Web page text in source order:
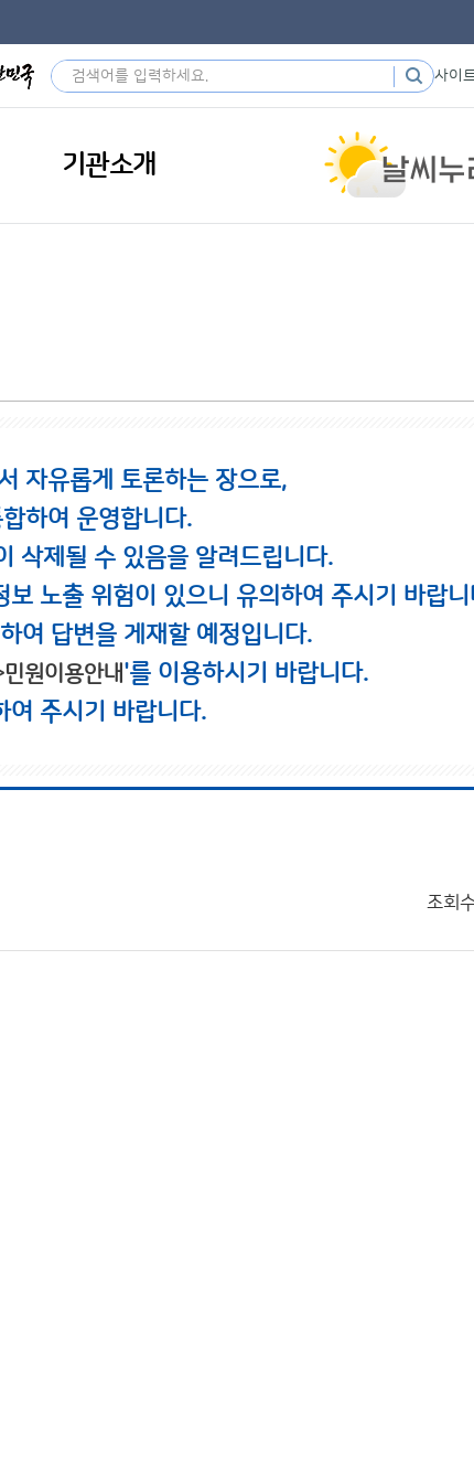
사이
기관소개
자유롭게 토론하는 장으로,
하여 운영합니다.
삭제될 수 있음을 알려드립니다.
노출 위험이 있으니 유의하여 주시기 바랍니
여 답변을 게재할 예정입니다.
원이용안내'를 이용하시기 바랍니다.
주시기 바랍니다.
조회